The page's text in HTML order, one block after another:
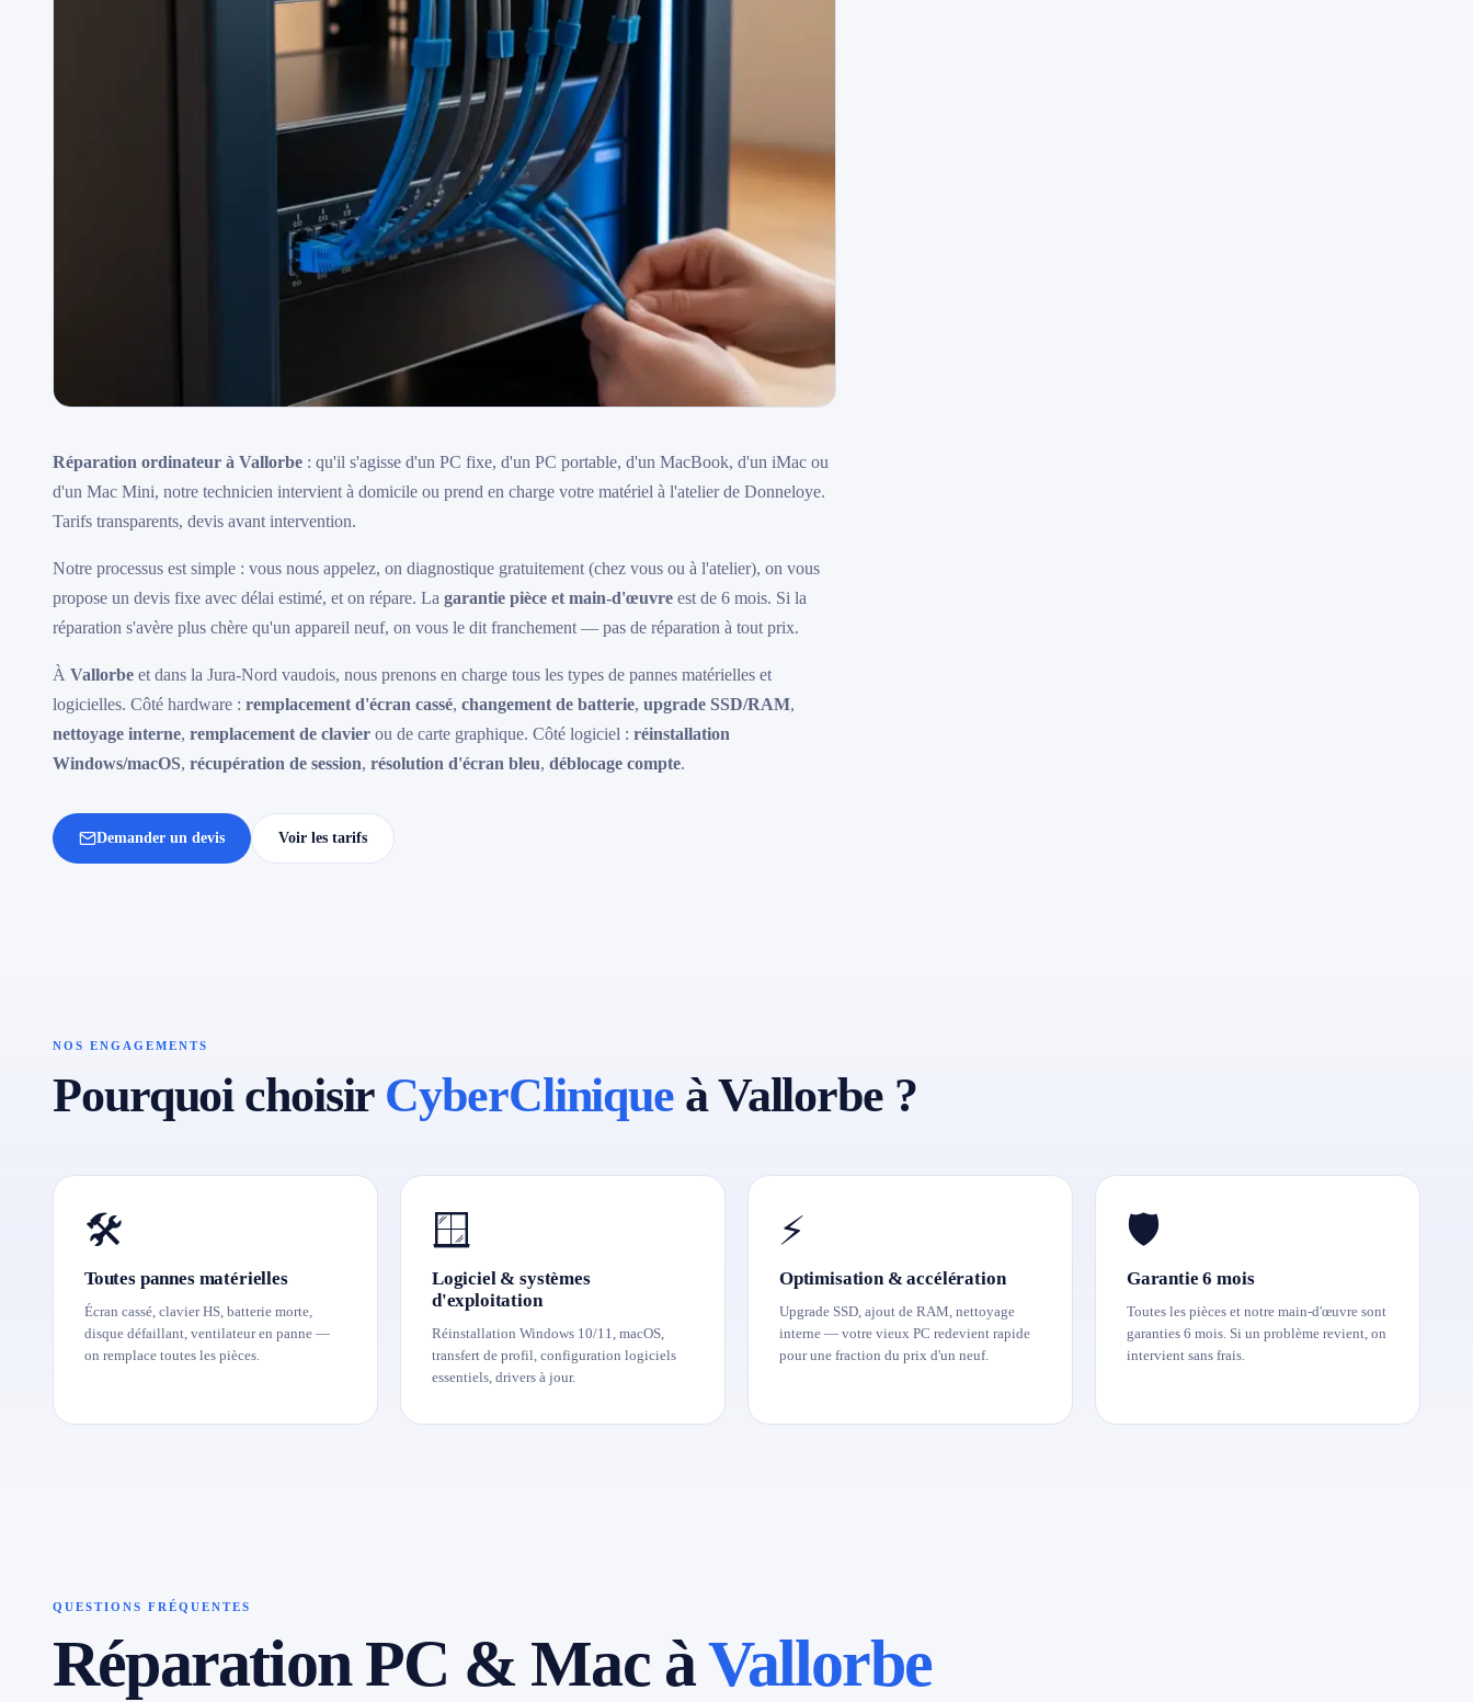
Réparation ordinateur à Vallorbe : qu'il s'agisse d'un PC fixe, d'un PC portable, d'un MacBook, d'un iMac ou
d'un Mac Mini, notre technicien intervient à domicile ou prend en charge votre matériel à l'atelier de Donneloye.
Tarifs transparents, devis avant intervention.
Notre processus est simple : vous nous appelez, on diagnostique gratuitement (chez vous ou à l'atelier), on vous
propose un devis fixe avec délai estimé, et on répare. La garantie pièce et main-d'œuvre est de 6 mois. Si la
réparation s'avère plus chère qu'un appareil neuf, on vous le dit franchement — pas de réparation à tout prix.
À Vallorbe et dans la Jura-Nord vaudois, nous prenons en charge tous les types de pannes matérielles et
logicielles. Côté hardware : remplacement d'écran cassé, changement de batterie, upgrade SSD/RAM,
nettoyage interne, remplacement de clavier ou de carte graphique. Côté logiciel : réinstallation
Windows/macOS, récupération de session, résolution d'écran bleu, déblocage compte.
Demander un devis Voir les tarifs
NOS ENGAGEMENTS
Pourquoi choisir CyberClinique à Vallorbe ?
🛠️
Toutes pannes matérielles
Écran cassé, clavier HS, batterie morte,
disque défaillant, ventilateur en panne —
on remplace toutes les pièces.
🪟
Logiciel & systèmes
d'exploitation
Réinstallation Windows 10/11, macOS,
transfert de profil, configuration logiciels
essentiels, drivers à jour.
⚡
Optimisation & accélération
Upgrade SSD, ajout de RAM, nettoyage
interne — votre vieux PC redevient rapide
pour une fraction du prix d'un neuf.
🛡️
Garantie 6 mois
Toutes les pièces et notre main-d'œuvre sont
garanties 6 mois. Si un problème revient, on
intervient sans frais.
QUESTIONS FRÉQUENTES
Réparation PC & Mac àVallorbe